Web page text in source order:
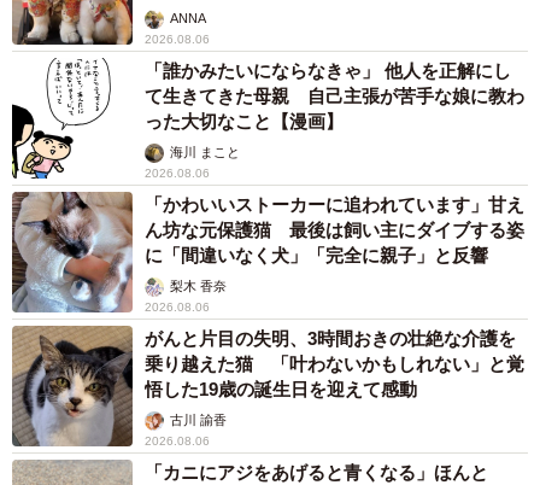
ANNA
2026.08.06
「誰かみたいにならなきゃ」 他人を正解にし
て生きてきた母親 自己主張が苦手な娘に教わ
った大切なこと【漫画】
海川 まこと
2026.08.06
「かわいいストーカーに追われています」甘え
ん坊な元保護猫 最後は飼い主にダイブする姿
に「間違いなく犬」「完全に親子」と反響
梨木 香奈
2026.08.06
がんと片目の失明、3時間おきの壮絶な介護を
乗り越えた猫 「叶わないかもしれない」と覚
悟した19歳の誕生日を迎えて感動
古川 諭香
2026.08.06
「カニにアジをあげると青くなる」ほんと